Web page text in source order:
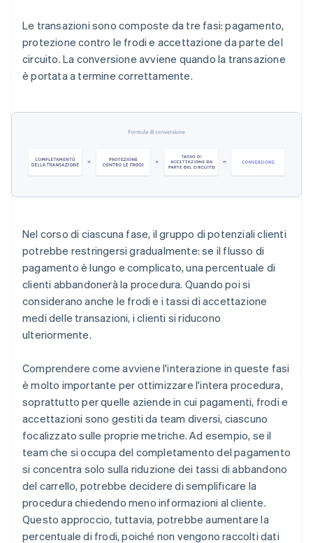
Le transazioni sono composte da tre fasi: pagamento,
protezione contro le frodi e accettazione da parte del
circuito. La conversione avviene quando la transazione
è portata a termine correttamente.
Nel corso di ciascuna fase, il gruppo di potenziali clienti
potrebbe restringersi gradualmente: se il flusso di
pagamento è lungo e complicato, una percentuale di
clienti abbandonerà la procedura. Quando poi si
considerano anche le frodi e i tassi di accettazione
medi delle transazioni, i clienti si riducono
ulteriormente.
Comprendere come avviene l'interazione in queste fasi
è molto importante per ottimizzare l'intera procedura,
soprattutto per quelle aziende in cui pagamenti, frodi e
accettazioni sono gestiti da team diversi, ciascuno
focalizzato sulle proprie metriche. Ad esempio, se il
team che si occupa del completamento del pagamento
si concentra solo sulla riduzione dei tassi di abbandono
del carrello, potrebbe decidere di semplificare la
procedura chiedendo meno informazioni al cliente.
Questo approccio, tuttavia, potrebbe aumentare la
percentuale di frodi, poiché non vengono raccolti dati